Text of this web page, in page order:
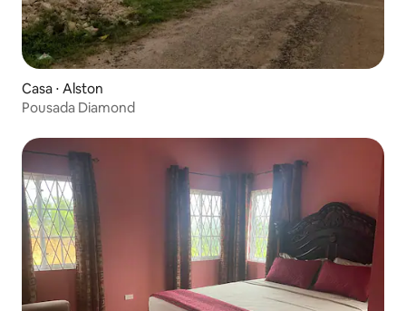
Casa ⋅ Alston
Pousada Diamond